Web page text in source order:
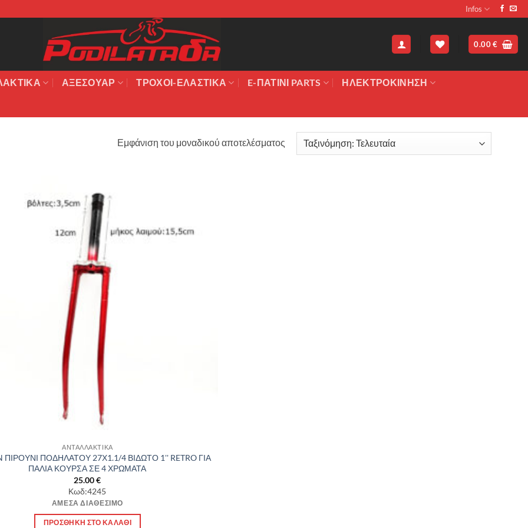
Infos
0.00€
ΑΞΕΣΟΥΆΡ ΤΡΟΧΟΙ-ΕΛΑΣΤΙΚΑ E-ΠΑΤΙΝΙ PARTS ΗΛΕΚΤΡΟΚΙΝΗΣΗ
Εμφάνιση του μοναδικού αποτελέσματος
ΑΝΤΑΛΛΑΚΤΙΚΑ
ΠΙΡΟΥΝΙ ΠΟΔΗΛΑΤΟΥ 27Χ1.1/4 ΒΙΔΩΤΟ 1'' RETRO ΓΙΑ
ΠΑΛΙΑ ΚΟΥΡΣΑ ΣΕ 4 ΧΡΩΜΑΤΑ
25.00€
Κωδ:4245
ΆΜΕΣΑ ΔΙΑΘΈΣΙΜΟ
ΠΡΟΣΘΉΚΗ ΣΤΟ ΚΑΛΆΘΙ